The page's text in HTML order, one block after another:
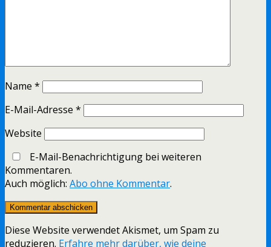
Name *
E-Mail-Adresse *
Website
E-Mail-Benachrichtigung bei weiteren
Kommentaren.
Auch möglich: Abo ohne Kommentar.
Diese Website verwendet Akismet, um Spam zu
reduzieren. Erfahre mehr darüber, wie deine